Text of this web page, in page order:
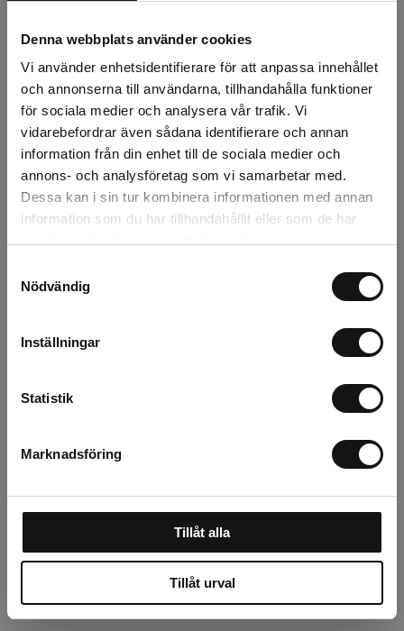
Denna webbplats använder cookies
Vi använder enhetsidentifierare för att anpassa innehållet
och annonserna till användarna, tillhandahålla funktioner
för sociala medier och analysera vår trafik. Vi
vidarebefordrar även sådana identifierare och annan
information från din enhet till de sociala medier och
annons- och analysföretag som vi samarbetar med.
Dessa kan i sin tur kombinera informationen med annan
information som du har tillhandahållit eller som de har
Nödvändig
Inställningar
Statistik
Marknadsföring
Tillåt alla
Tillåt urval
Exkl. moms:
Lägg i varukorgen
Snabba leveranser
Kvalitetsprodukter
Över 30 år i branschen!
Lagerstatus
Rotebro
Uppsala
Recensioner